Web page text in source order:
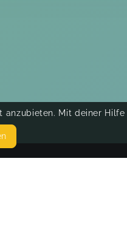
Mit deiner